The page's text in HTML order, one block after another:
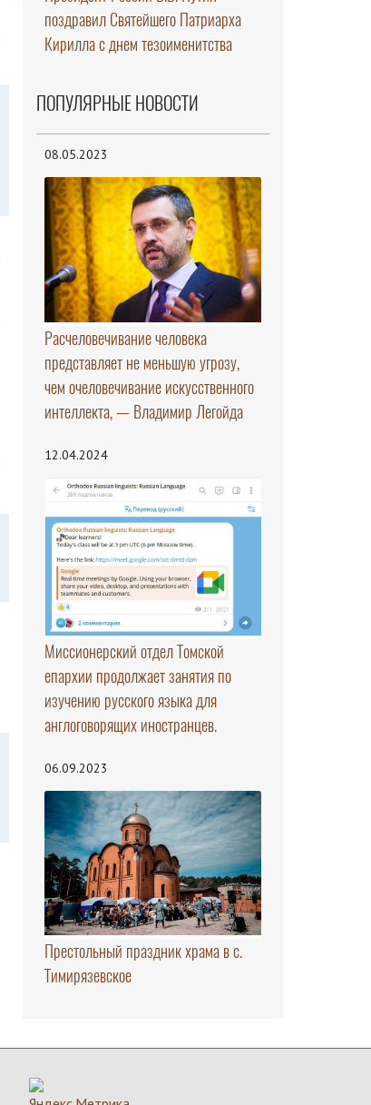
поздравил Святейшего Патриарха
Кирилла с днем тезоименитства
ПОПУЛЯРНЫЕ НОВОСТИ
08.05.2023
Расчеловечивание человека
представляет не меньшую угрозу,
чем очеловечивание искусственного
интеллекта, — Владимир Легойда
12.04.2024
Миссионерский отдел Томской
епархии продолжает занятия по
изучению русского языка для
англоговорящих иностранцев.
06.09.2023
Престольный праздник храма в с.
Тимирязевское